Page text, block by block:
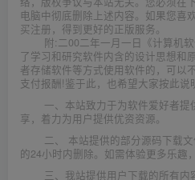
电脑中彻底删除上述内容。如果您喜
买注册，得到更好的正版服务。
附:二00二年一月一日《计算机
了学习和研究软件内含的设计思想和
者存储软件等方式使用软件的，可以
支付报酬!鉴于此，也希望大家按此说
一、本站致力于为软件爱好者
享，着力为用户提供优资资源。
二、 本站提供的部分源码下载
的24小时内删除。如需体验更多乐趣
三、我站提供用户下载的所有